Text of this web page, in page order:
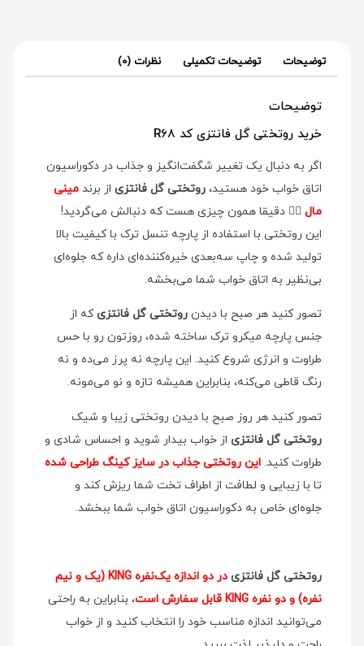
توضیحات توضیحات تکمیلی نظرات (0)
توضیحات
خرید روتختی گل فانتزی کد R68
اگر به دنبال یک تغییر شگفت‌انگیز و جذاب در دکوراسیون
اتاق خواب خود هستید، روتختی گل فانتزی از برند مینی
مال 👉🏻 دقیقا همون چیزی هست که دنبالش می‌گردید!
این روتختی با استفاده از پارچه تنسل ترک با کیفیت بالا
تولید شده و چاپ سه‌بعدی خیره‌کننده‌ای داره که جلوه‌ای
بی‌نظیر به اتاق خواب شما می‌بخشه.
تصور کنید هر صبح با دیدن روتختی گل فانتزی که از
جنس پارچه میکرو ترک ساخته شده، روزتون رو با حس
طراوت و انرژی شروع کنید. این پارچه نه پرز می‌ده و نه
رنگ قاطی می‌کنه، بنابراین همیشه تازه و نو می‌مونه.
تصور کنید هر روز صبح با دیدن روتختی زیبا و شیک
روتختی گل فانتزی از خواب بیدار شوید و احساس شادی و
طراوت کنید. این روتختی جذاب در سایز کینگ طراحی شده
تا با زیبایی و لطافت از اطراف تخت شما ریزش کند و
جلوه‌ای خاص به دکوراسیون اتاق خواب شما ببخشد.
روتختی گل فانتزی
در دو اندازه یک‌نفره KING (یک و نیم
نفره) و دو نفره KING قابل سفارش است
، بنابراین به راحتی
می‌توانید اندازه مناسب خود را انتخاب کنید و از خواب